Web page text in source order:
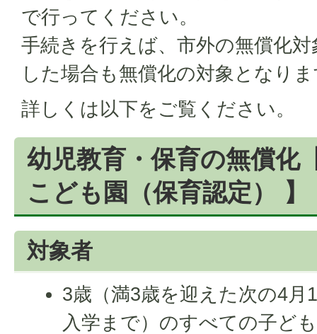
で行ってください。
手続きを行えば、市外の無償化
した場合も無償化の対象となり
詳しくは以下をご覧ください。
幼児教育・保育の無償化
こども園（保育認定） 】
対象者
3歳（満3歳を迎えた次の4月
入学まで）のすべての子ども